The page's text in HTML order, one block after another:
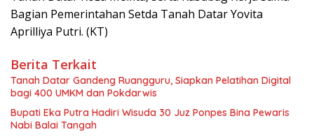
Bagian Pemerintahan Setda Tanah Datar Yovita
Aprilliya Putri. (KT)
Berita Terkait
Tanah Datar Gandeng Ruangguru, Siapkan Pelatihan Digital
bagi 400 UMKM dan Pokdarwis
Bupati Eka Putra Hadiri Wisuda 30 Juz Ponpes Bina Pewaris
Nabi Balai Tangah